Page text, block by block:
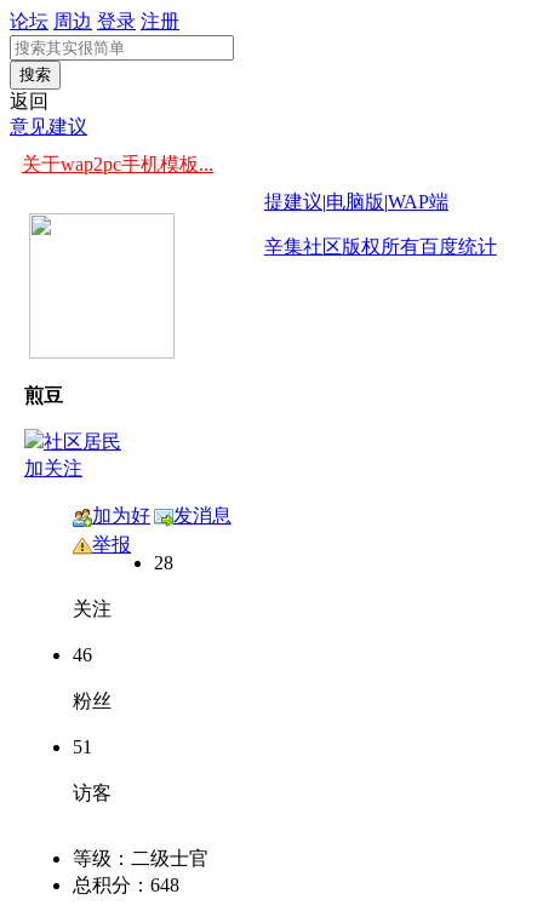
论坛 周边 登录 注册
搜索
返回
意见建议
关于wap2pc手机模板...
煎豆
加关注
加为好
友
发消息
举报
28
关注
46
粉丝
51
访客
等级： 二级士官
总积分： 648
提建议|电脑版|WAP端
辛集社区版权所有百度统计